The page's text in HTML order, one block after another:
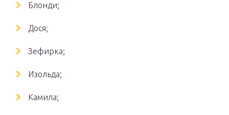
Блонди;
Дося;
Зефирка;
Изольда;
Камила;